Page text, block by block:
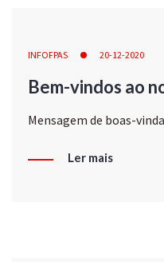
INFOFPAS 20-12-2020
Bem-vindos ao
Mensagem de boas-
Ler mais